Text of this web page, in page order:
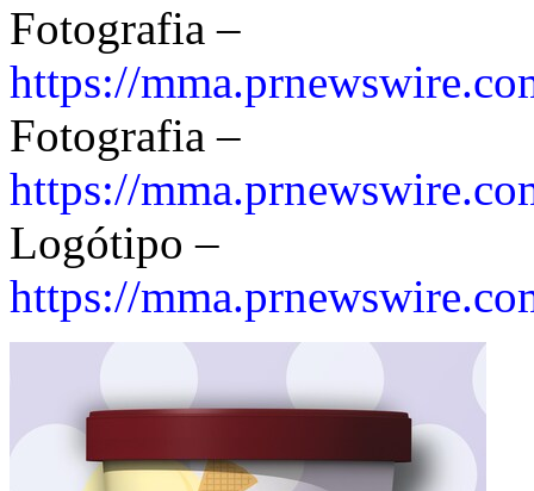
Fotografia –
https://
Fotografia –
https://
Logótipo –
https://